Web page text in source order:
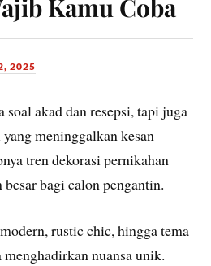
Kamu Coba
2025
soal akad dan resepsi, tapi juga
meninggalkan kesan
tren dekorasi pernikahan
bagi calon pengantin.
rustic chic, hingga tema
nuansa unik.